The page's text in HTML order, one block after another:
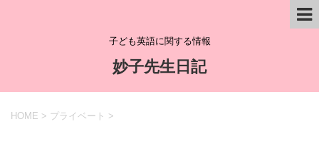
子ども英語に関する情報
妙子先生日記
HOME > プライベート >